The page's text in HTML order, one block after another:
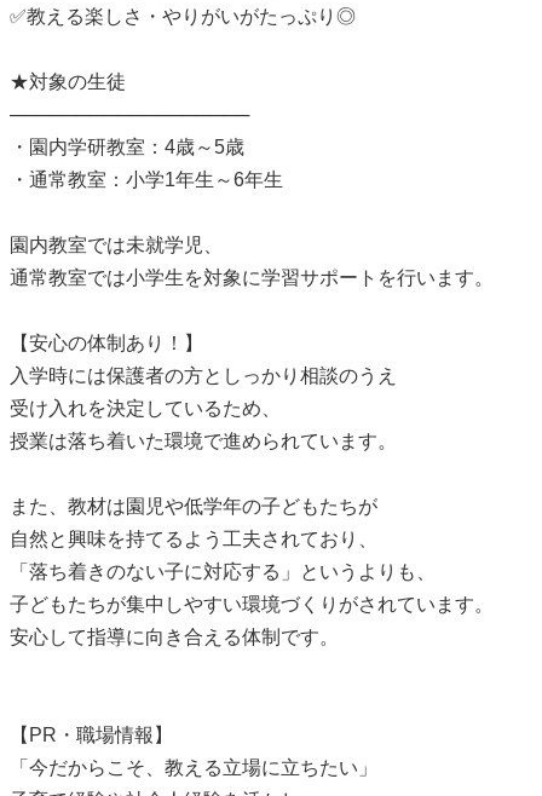
✅教える楽しさ・やりがいがたっぷり◎
★対象の生徒
──────────────────
・園内学研教室：4歳～5歳
・通常教室：小学1年生～6年生
園内教室では未就学児、
通常教室では小学生を対象に学習サポートを行います。
【安心の体制あり！】
入学時には保護者の方としっかり相談のうえ
受け入れを決定しているため、
授業は落ち着いた環境で進められています。
また、教材は園児や低学年の子どもたちが
自然と興味を持てるよう工夫されており、
「落ち着きのない子に対応する」というよりも、
子どもたちが集中しやすい環境づくりがされています。
安心して指導に向き合える体制です。
【PR・職場情報】
「今だからこそ、教える立場に立ちたい」